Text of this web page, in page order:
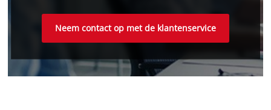
Neem contact op met de klantenservice